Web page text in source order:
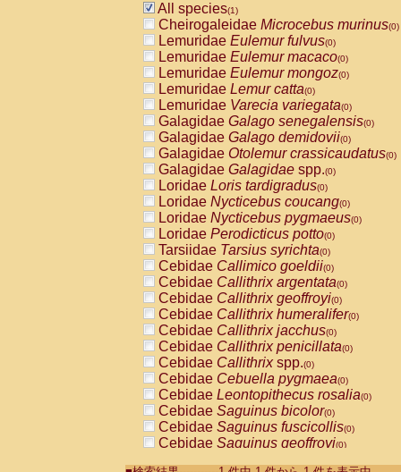
All species(1)
Cheirogaleidae Microcebus murinus(0)
Lemuridae Eulemur fulvus(0)
Lemuridae Eulemur macaco(0)
Lemuridae Eulemur mongoz(0)
Lemuridae Lemur catta(0)
Lemuridae Varecia variegata(0)
Galagidae Galago senegalensis(0)
Galagidae Galago demidovii(0)
Galagidae Otolemur crassicaudatus(0)
Galagidae Galagidae spp.(0)
Loridae Loris tardigradus(0)
Loridae Nycticebus coucang(0)
Loridae Nycticebus pygmaeus(0)
Loridae Perodicticus potto(0)
Tarsiidae Tarsius syrichta(0)
Cebidae Callimico goeldii(0)
Cebidae Callithrix argentata(0)
Cebidae Callithrix geoffroyi(0)
Cebidae Callithrix humeralifer(0)
Cebidae Callithrix jacchus(0)
Cebidae Callithrix penicillata(0)
Cebidae Callithrixspp.(0)
Cebidae Cebuella pygmaea(0)
Cebidae Leontopithecus rosalia(0)
Cebidae Saguinus bicolor(0)
Cebidae Saguinus fuscicollis(0)
Cebidae Saguinus geoffroyi(0)